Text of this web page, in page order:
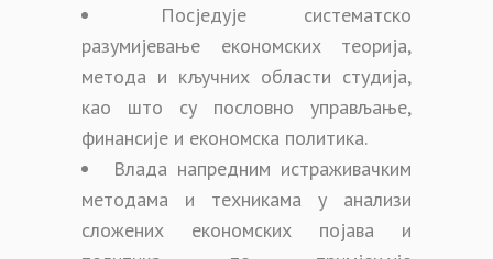
Посједује систематско
разумијевање економских теорија,
метода и кључних области студија,
као што су пословно управљање,
финансије и економска политика.
Влада напредним истраживачким
методама и техникама у анализи
сложених економских појава и